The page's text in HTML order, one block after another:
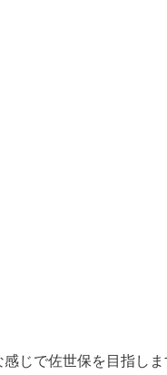
じで佐世保を目指し